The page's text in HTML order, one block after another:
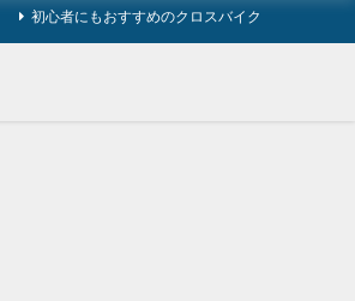
初心者にもおすすめのクロスバイク